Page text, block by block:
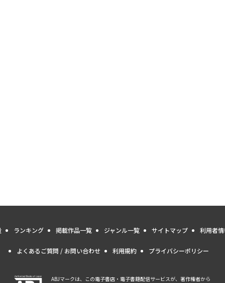
ランキング 掲載作品一覧 ジャンル一覧 サイトマップ 利用者
よくあるご質問 / お問い合わせ 利用規約 プライバシーポリシー
ABJマークは、この電子書店・電子書籍配信サービスが、著作権者から